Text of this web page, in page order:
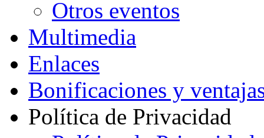
Otros eventos
Multimedia
Enlaces
Bonificaciones y
Política de Privacidad